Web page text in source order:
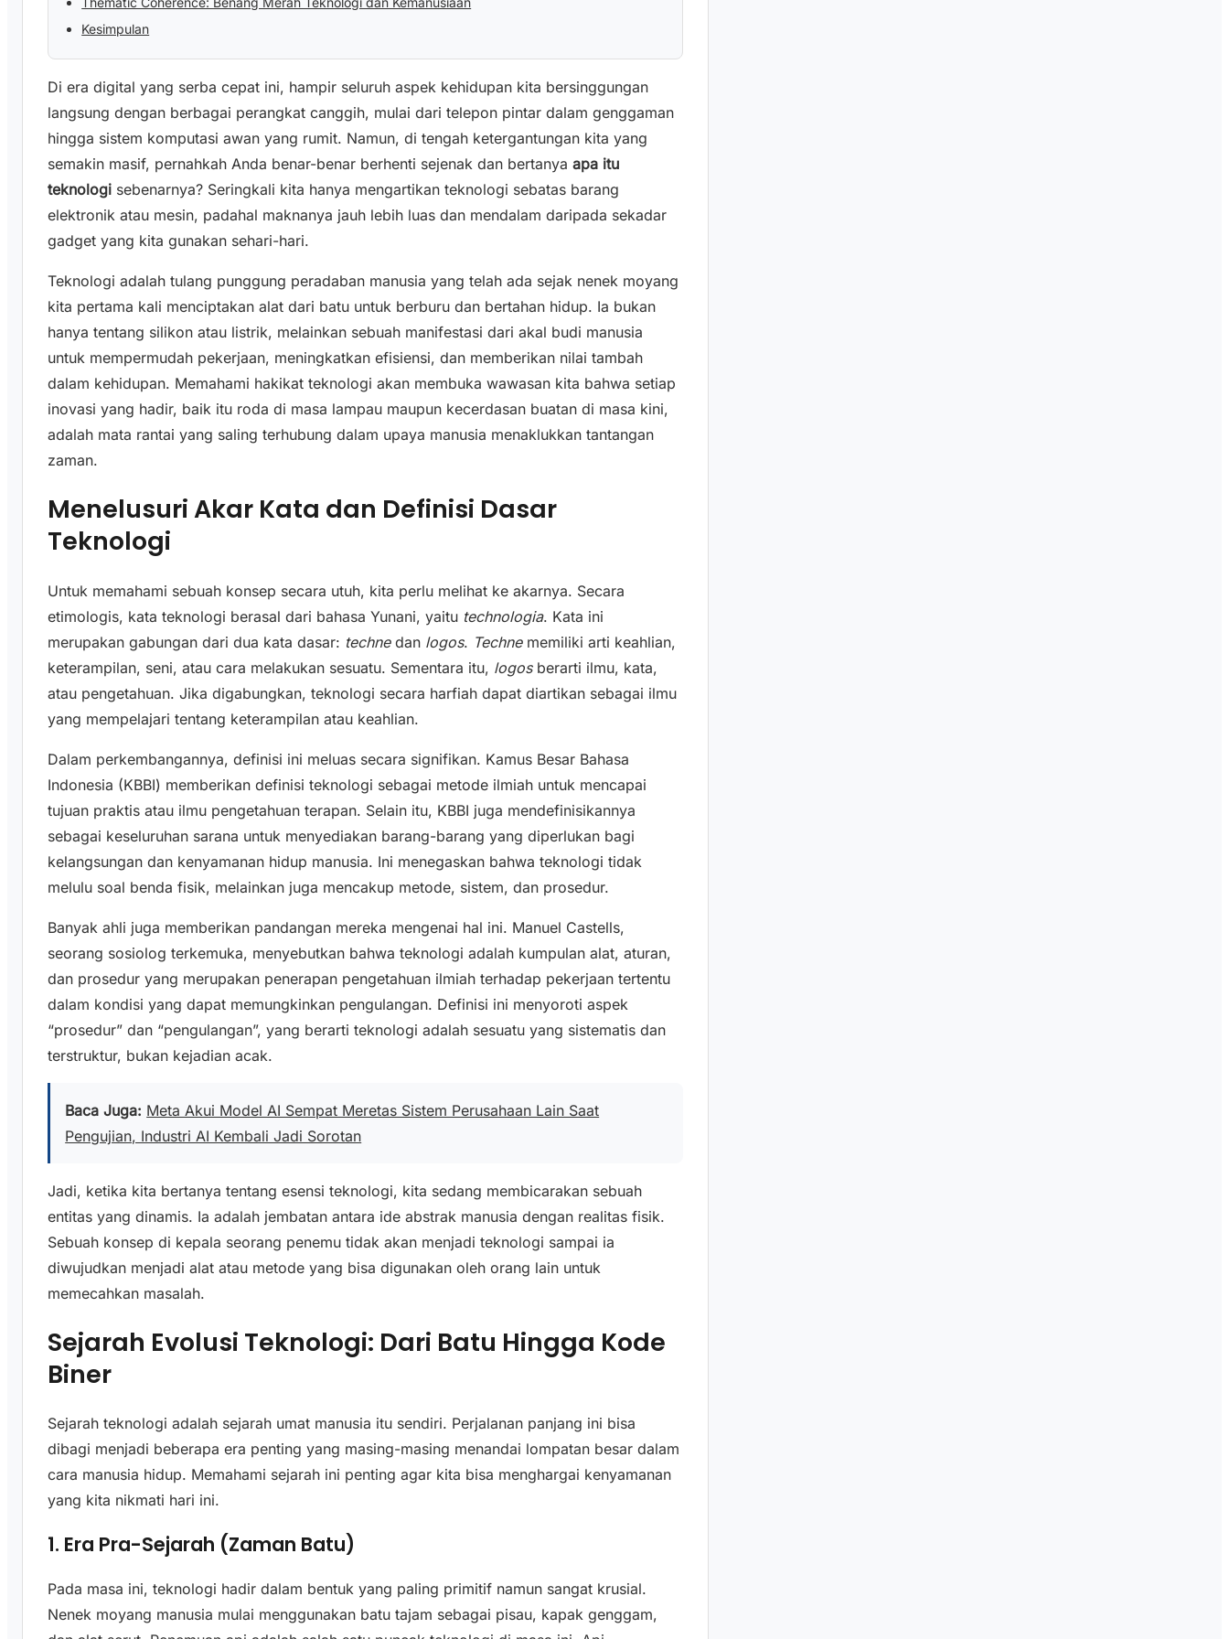
Kesimpulan
Di era digital yang serba cepat ini, hampir seluruh aspek kehidupan kita bersinggungan
langsung dengan berbagai perangkat canggih, mulai dari telepon pintar dalam genggaman
hingga sistem komputasi awan yang rumit. Namun, di tengah ketergantungan kita yang
semakin masif, pernahkah Anda benar-benar berhenti sejenak dan bertanyaapa itu
teknologi sebenarnya? Seringkali kita hanya mengartikan teknologi sebatas barang
elektronik atau mesin, padahal maknanya jauh lebih luas dan mendalam daripada sekadar
gadget yang kita gunakan sehari-hari.
Teknologi adalah tulang punggung peradaban manusia yang telah ada sejak nenek moyang
kita pertama kali menciptakan alat dari batu untuk berburu dan bertahan hidup. Ia bukan
hanya tentang silikon atau listrik, melainkan sebuah manifestasi dari akal budi manusia
untuk mempermudah pekerjaan, meningkatkan efisiensi, dan memberikan nilai tambah
dalam kehidupan. Memahami hakikat teknologi akan membuka wawasan kita bahwa setiap
inovasi yang hadir, baik itu roda di masa lampau maupun kecerdasan buatan di masa kini,
adalah mata rantai yang saling terhubung dalam upaya manusia menaklukkan tantangan
zaman.
Menelusuri Akar Kata dan Definisi Dasar
Teknologi
Untuk memahami sebuah konsep secara utuh, kita perlu melihat ke akarnya. Secara
etimologis, kata teknologi berasal dari bahasa Yunani, yaitu technologia. Kata ini
merupakan gabungan dari dua kata dasar: technedan logos. Technememiliki arti keahlian,
keterampilan, seni, atau cara melakukan sesuatu. Sementara itu, logosberarti ilmu, kata,
atau pengetahuan. Jika digabungkan, teknologi secara harfiah dapat diartikan sebagai ilmu
yang mempelajari tentang keterampilan atau keahlian.
Dalam perkembangannya, definisi ini meluas secara signifikan. Kamus Besar Bahasa
Indonesia (KBBI) memberikan definisi teknologi sebagai metode ilmiah untuk mencapai
tujuan praktis atau ilmu pengetahuan terapan. Selain itu, KBBI juga mendefinisikannya
sebagai keseluruhan sarana untuk menyediakan barang-barang yang diperlukan bagi
kelangsungan dan kenyamanan hidup manusia. Ini menegaskan bahwa teknologi tidak
melulu soal benda fisik, melainkan juga mencakup metode, sistem, dan prosedur.
Banyak ahli juga memberikan pandangan mereka mengenai hal ini. Manuel Castells,
seorang sosiolog terkemuka, menyebutkan bahwa teknologi adalah kumpulan alat, aturan,
dan prosedur yang merupakan penerapan pengetahuan ilmiah terhadap pekerjaan tertentu
dalam kondisi yang dapat memungkinkan pengulangan. Definisi ini menyoroti aspek
“prosedur” dan “pengulangan”, yang berarti teknologi adalah sesuatu yang sistematis dan
terstruktur, bukan kejadian acak.
Baca Juga: Meta Akui Model AI Sempat Meretas Sistem Perusahaan Lain Saat
Pengujian, Industri AI Kembali Jadi Sorotan
Jadi, ketika kita bertanya tentang esensi teknologi, kita sedang membicarakan sebuah
entitas yang dinamis. Ia adalah jembatan antara ide abstrak manusia dengan realitas fisik.
Sebuah konsep di kepala seorang penemu tidak akan menjadi teknologi sampai ia
diwujudkan menjadi alat atau metode yang bisa digunakan oleh orang lain untuk
memecahkan masalah.
Sejarah Evolusi Teknologi: Dari Batu Hingga Kode
Biner
Sejarah teknologi adalah sejarah umat manusia itu sendiri. Perjalanan panjang ini bisa
dibagi menjadi beberapa era penting yang masing-masing menandai lompatan besar dalam
cara manusia hidup. Memahami sejarah ini penting agar kita bisa menghargai kenyamanan
yang kita nikmati hari ini.
1. Era Pra-Sejarah (Zaman Batu)
Pada masa ini, teknologi hadir dalam bentuk yang paling primitif namun sangat krusial.
Nenek moyang manusia mulai menggunakan batu tajam sebagai pisau, kapak genggam,